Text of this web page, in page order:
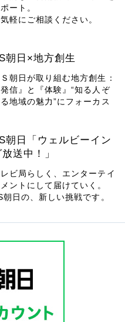
ート。
軽にご相談ください。
朝日×地方創生
Ｓ朝日が取り組む地方創生：
発信』と『体験』“知る人ぞ
地域の魅力”にフォーカス
朝日「ウェルビーイン
放送中！」
ビ局らしく、エンターテイ
ントにして届けていく。
朝日の、新しい挑戦です。